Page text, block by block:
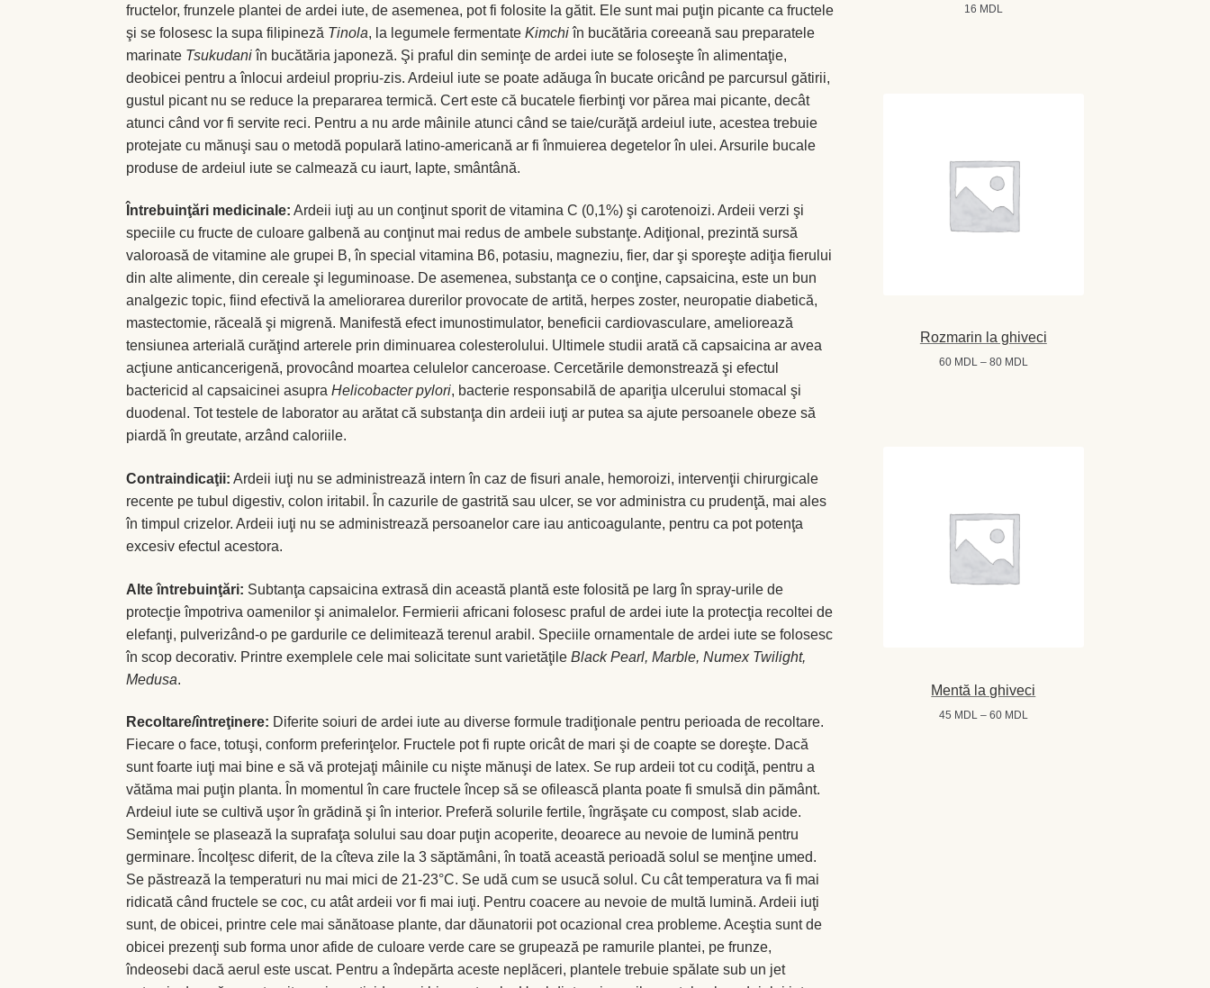
fructelor, frunzele plantei de ardei iute, de asemenea, pot fi folosite la gătit. Ele sunt mai puţin picante ca fructele
şi se folosesc la supa filipineză Tinola, la legumele fermentateKimchiîn bucătăria coreeană sau preparatele
marinate Tsukudaniîn bucătăria japoneză. Şi praful din seminţe de ardei iute se foloseşte în alimentaţie,
deobicei pentru a înlocui ardeiul propriu-zis. Ardeiul iute se poate adăuga în bucate oricând pe parcursul gătirii,
gustul picant nu se reduce la prepararea termică. Cert este că bucatele fierbinţi vor părea mai picante, decât
atunci când vor fi servite reci. Pentru a nu arde mâinile atunci când se taie/curăţă ardeiul iute, acestea trebuie
protejate cu mănuşi sau o metodă populară latino-americană ar fi înmuierea degetelor în ulei. Arsurile bucale
produse de ardeiul iute se calmează cu iaurt, lapte, smântână.
Întrebuinţări medicinale: Ardeii iuţi au un conţinut sporit de vitamina C (0,1%) şi carotenoizi. Ardeii verzi şi
speciile cu fructe de culoare galbenă au conţinut mai redus de ambele substanţe. Adiţional, prezintă sursă
valoroasă de vitamine ale grupei B, în special vitamina B6, potasiu, magneziu, fier, dar şi sporeşte adiţia fierului
din alte alimente, din cereale şi leguminoase. De asemenea, substanţa ce o conţine, capsaicina, este un bun
analgezic topic, fiind efectivă la ameliorarea durerilor provocate de artită, herpes zoster, neuropatie diabetică,
mastectomie, răceală şi migrenă. Manifestă efect imunostimulator, beneficii cardiovasculare, ameliorează
tensiunea arterială curăţind arterele prin diminuarea colesterolului. Ultimele studii arată că capsaicina ar avea
acţiune anticancerigenă, provocând moartea celulelor canceroase. Cercetările demonstrează şi efectul
bactericid al capsaicinei asupraHelicobacter pylori, bacterie responsabilă de apariţia ulcerului stomacal şi
duodenal. Tot testele de laborator au arătat că substanţa din ardeii iuţi ar putea sa ajute persoanele obeze să
piardă în greutate, arzând caloriile.
Contraindicaţii: Ardeii iuţi nu se administrează intern în caz de fisuri anale, hemoroizi, intervenţii chirurgicale
recente pe tubul digestiv, colon iritabil. În cazurile de gastrită sau ulcer, se vor administra cu prudenţă, mai ales
în timpul crizelor. Ardeii iuţi nu se administrează persoanelor care iau anticoagulante, pentru ca pot potenţa
excesiv efectul acestora.
Alte întrebuinţări: Subtanţa capsaicina extrasă din această plantă este folosită pe larg în spray-urile de
protecţie împotriva oamenilor şi animalelor. Fermierii africani folosesc praful de ardei iute la protecţia recoltei de
elefanţi, pulverizând-o pe gardurile ce delimitează terenul arabil. Speciile ornamentale de ardei iute se folosesc
în scop decorativ. Printre exemplele cele mai solicitate sunt varietăţileBlack Pearl, Marble, Numex Twilight,
Medusa.
Recoltare/întreţinere: Diferite soiuri de ardei iute au diverse formule tradiţionale pentru perioada de recoltare.
Fiecare o face, totuşi, conform preferinţelor. Fructele pot fi rupte oricât de mari şi de coapte se doreşte. Dacă
sunt foarte iuţi mai bine e să vă protejaţi mâinile cu nişte mănuşi de latex. Se rup ardeii tot cu codiţă, pentru a
vătăma mai puţin planta. În momentul în care fructele încep să se ofilească planta poate fi smulsă din pământ.
Ardeiul iute se cultivă uşor în grădină şi în interior. Preferă solurile fertile, îngrăşate cu compost, slab acide.
Seminţele se plasează la suprafaţa solului sau doar puţin acoperite, deoarece au nevoie de lumină pentru
germinare. Încolţesc diferit, de la cîteva zile la 3 săptămâni, în toată această perioadă solul se menţine umed.
Se păstrează la temperaturi nu mai mici de 21-23°C. Se udă cum se usucă solul. Cu cât temperatura va fi mai
ridicată când fructele se coc, cu atât ardeii vor fi mai iuţi. Pentru coacere au nevoie de multă lumină. Ardeii iuţi
sunt, de obicei, printre cele mai sănătoase plante, dar dăunatorii pot ocazional crea probleme. Aceştia sunt de
obicei prezenţi sub forma unor afide de culoare verde care se grupează pe ramurile plantei, pe frunze,
îndeosebi dacă aerul este uscat. Pentru a îndepărta aceste neplăceri, plantele trebuie spălate sub un jet
16 MDL
Rozmarin la ghiveci
60 MDL – 80 MDL
Mentă la ghiveci
45 MDL – 60 MDL